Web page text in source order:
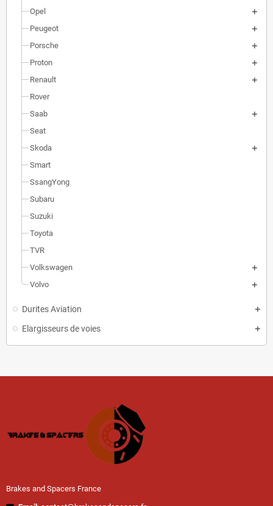
Opel
Peugeot
Porsche
Proton
Renault
Rover
Saab
Seat
Skoda
Smart
SsangYong
Subaru
Suzuki
Toyota
TVR
Volkswagen
Volvo
Durites Aviation
Elargisseurs de voies
Brakes and Spacers France